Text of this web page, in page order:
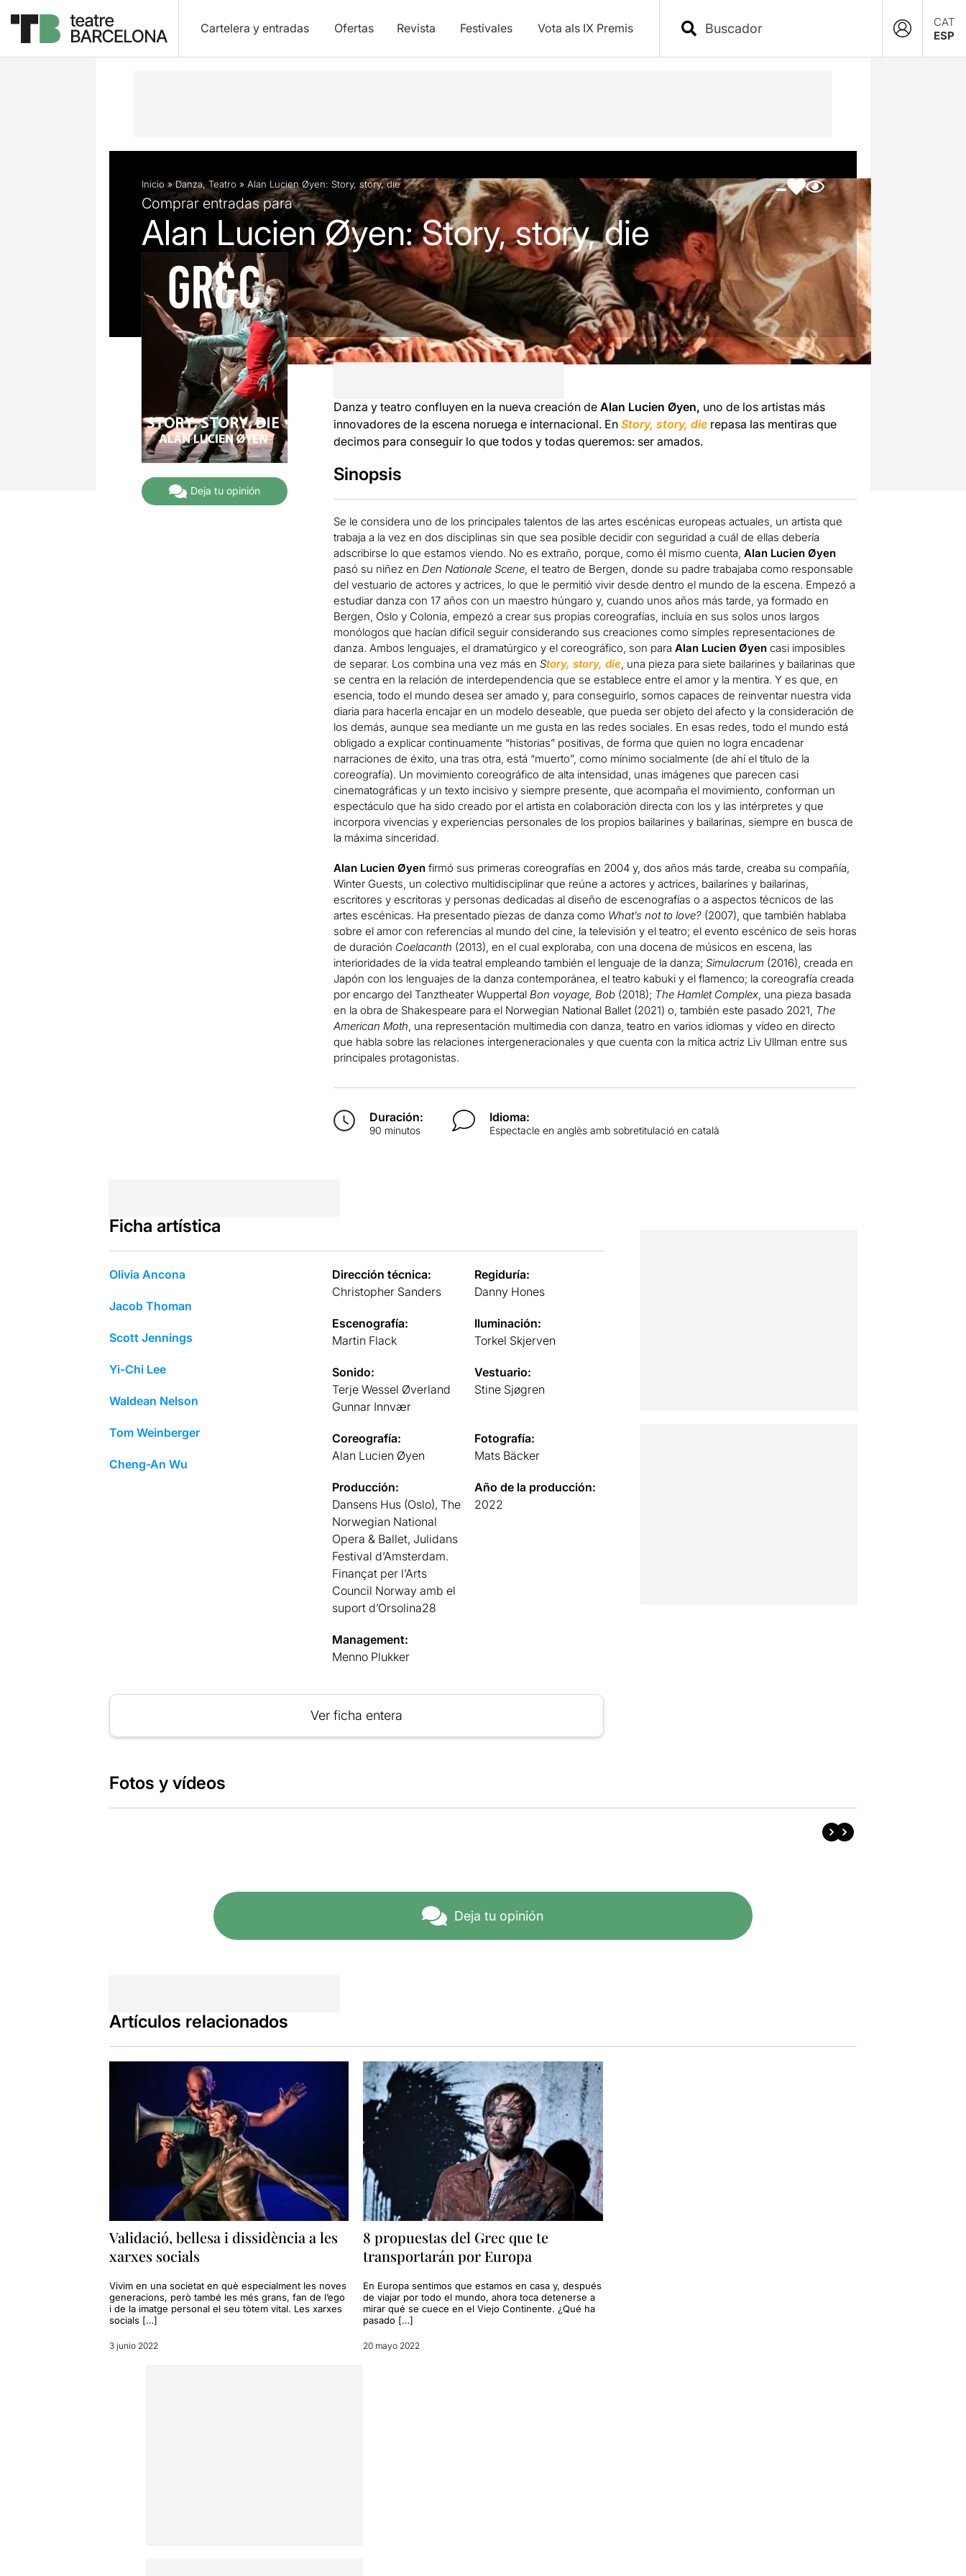
Cartelera y entradas Ofertas Revista Festivales Vota als IX Premis
CAT
ESP
Descripción Ficha artística Fotos y vídeos Artículos
Inicio »Danza,Teatro » Alan Lucien Øyen: Story, story, die
Comprar entradas para
Alan Lucien Øyen: Story, story, die
Deja tu opinión
Danza y teatro confluyen en la nueva creación de Alan Lucien Øyen, uno de los artistas más
innovadores de la escena noruega e internacional. EnStory, story, dierepasa las mentiras que
decimos para conseguir lo que todos y todas queremos: ser amados.
Sinopsis
Se le considera uno de los principales talentos de las artes escénicas europeas actuales, un artista que
trabaja a la vez en dos disciplinas sin que sea posible decidir con seguridad a cuál de ellas debería
adscribirse lo que estamos viendo. No es extraño, porque, como él mismo cuenta, Alan Lucien Øyen
pasó su niñez en Den Nationale Scene, el teatro de Bergen, donde su padre trabajaba como responsable
del vestuario de actores y actrices, lo que le permitió vivir desde dentro el mundo de la escena. Empezó a
estudiar danza con 17 años con un maestro húngaro y, cuando unos años más tarde, ya formado en
Bergen, Oslo y Colonia, empezó a crear sus propias coreografías, incluía en sus solos unos largos
monólogos que hacían difícil seguir considerando sus creaciones como simples representaciones de
danza. Ambos lenguajes, el dramatúrgico y el coreográfico, son para Alan Lucien Øyencasi imposibles
de separar. Los combina una vez más en Story, story, die , una pieza para siete bailarines y bailarinas que
se centra en la relación de interdependencia que se establece entre el amor y la mentira. Y es que, en
esencia, todo el mundo desea ser amado y, para conseguirlo, somos capaces de reinventar nuestra vida
diaria para hacerla encajar en un modelo deseable, que pueda ser objeto del afecto y la consideración de
los demás, aunque sea mediante un me gusta en las redes sociales. En esas redes, todo el mundo está
obligado a explicar continuamente “historias” positivas, de forma que quien no logra encadenar
narraciones de éxito, una tras otra, está “muerto”, como mínimo socialmente (de ahí el título de la
coreografía). Un movimiento coreográfico de alta intensidad, unas imágenes que parecen casi
cinematográficas y un texto incisivo y siempre presente, que acompaña el movimiento, conforman un
espectáculo que ha sido creado por el artista en colaboración directa con los y las intérpretes y que
incorpora vivencias y experiencias personales de los propios bailarines y bailarinas, siempre en busca de
la máxima sinceridad.
Alan Lucien Øyenfirmó sus primeras coreografías en 2004 y, dos años más tarde, creaba su compañía,
Winter Guests, un colectivo multidisciplinar que reúne a actores y actrices, bailarines y bailarinas,
escritores y escritoras y personas dedicadas al diseño de escenografías o a aspectos técnicos de las
artes escénicas. Ha presentado piezas de danza como What’s not to love?(2007), que también hablaba
sobre el amor con referencias al mundo del cine, la televisión y el teatro; el evento escénico de seis horas
de duración Coelacanth (2013), en el cual exploraba, con una docena de músicos en escena, las
interioridades de la vida teatral empleando también el lenguaje de la danza; Simulacrum (2016), creada en
Japón con los lenguajes de la danza contemporánea, el teatro kabuki y el flamenco; la coreografía creada
por encargo del Tanztheater Wuppertal Bon voyage, Bob (2018); The Hamlet Complex, una pieza basada
en la obra de Shakespeare para el Norwegian National Ballet (2021) o, también este pasado 2021, The
American Moth , una representación multimedia con danza, teatro en varios idiomas y vídeo en directo
que habla sobre las relaciones intergeneracionales y que cuenta con la mítica actriz Liv Ullman entre sus
principales protagonistas.
Duración:
90 minutos
Idioma:
Espectacle en anglès amb sobretitulació en català
Ficha artística
Olivia Ancona
Jacob Thoman
Scott Jennings
Yi-Chi Lee
Waldean Nelson
Tom Weinberger
Cheng-An Wu
Dirección técnica:
Christopher Sanders
Regiduría:
Danny Hones
Escenografía:
Martin Flack
Iluminación:
Torkel Skjerven
Sonido:
Terje Wessel Øverland
Gunnar Innvær
Vestuario:
Stine Sjøgren
Coreografía:
Alan Lucien Øyen
Fotografía:
Mats Bäcker
Producción:
Dansens Hus (Oslo), The
Norwegian National
Opera & Ballet, Julidans
Festival d’Amsterdam.
Finançat per l’Arts
Council Norway amb el
suport d’Orsolina28
Año de la producción:
2022
Management:
Menno Plukker
Ver ficha entera
Fotos y vídeos
Deja tu opinión
Artículos relacionados
Validació, bellesa i dissidència a les
xarxes socials
Vivim en una societat en què especialment les noves
generacions, però també les més grans, fan de l’ego
i de la imatge personal el seu tòtem vital. Les xarxes
socials […]
3 junio 2022
8 propuestas del Grec que te
transportarán por Europa
En Europa sentimos que estamos en casa y, después
de viajar por todo el mundo, ahora toca detenerse a
mirar qué se cuece en el Viejo Continente. ¿Qué ha
pasado […]
20 mayo 2022